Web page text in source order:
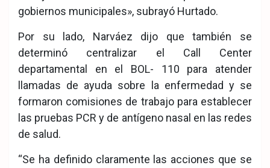
gobiernos municipales», subrayó Hurtado.
Por su lado, Narváez dijo que también se
determinó centralizar el Call Center
departamental en el BOL- 110 para atender
llamadas de ayuda sobre la enfermedad y se
formaron comisiones de trabajo para establecer
las pruebas PCR y de antígeno nasal en las redes
de salud.
“Se ha definido claramente las acciones que se